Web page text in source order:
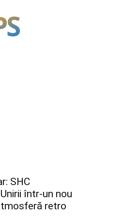
SHC
într-un nou
retro